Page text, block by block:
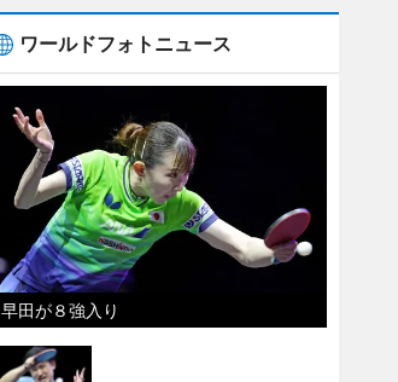
ワールドフォトニュース
早田が８強入り